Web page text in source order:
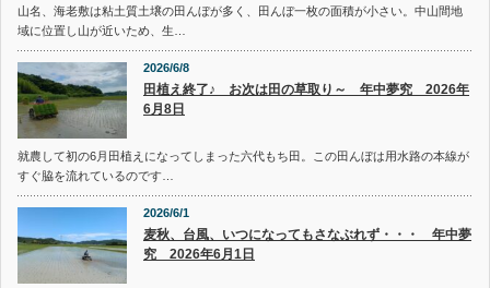
山名、海老敷は粘土質土壌の田んぼが多く、田んぼ一枚の面積が小さい。中山間地
域に位置し山が近いため、生…
2026/6/8
田植え終了♪ お次は田の草取り～ 年中夢究 2026年
6月8日
就農して初の6月田植えになってしまった六代もち田。この田んぼは用水路の本線が
すぐ脇を流れているのです…
2026/6/1
麦秋、台風、いつになってもさなぶれず・・・ 年中夢
究 2026年6月1日